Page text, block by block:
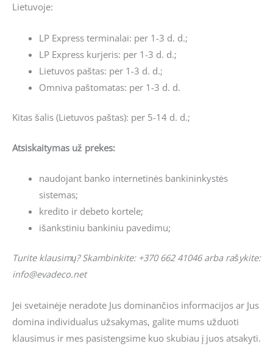
Lietuvoje:
LP Express terminalai: per 1-3 d. d.;
LP Express kurjeris: per 1-3 d. d.;
Lietuvos paštas: per 1-3 d. d.;
Omniva paštomatas: per 1-3 d. d.
Kitas šalis (Lietuvos paštas): per 5-14 d. d.;
Atsiskaitymas už prekes:
naudojant banko internetinės bankininkystės
sistemas;
kredito ir debeto kortele;
išankstiniu bankiniu pavedimu;
Turite klausimų? Skambinkite: +370 662 41046 arba rašykite:
info@evadeco.net
Jei svetainėje neradote Jus dominančios informacijos ar Jus
domina individualus užsakymas, galite mums užduoti
klausimus ir mes pasistengsime kuo skubiau į juos atsakyti.